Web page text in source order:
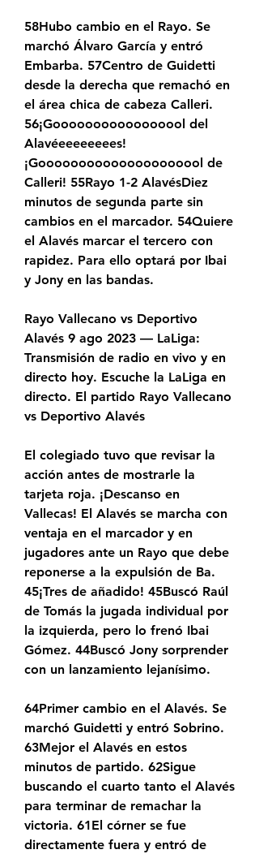
58Hubo cambio en el Rayo. Se
marchó Álvaro García y entró
Embarba. 57Centro de Guidetti
desde la derecha que remachó en
el área chica de cabeza Calleri.
56¡Gooooooooooooooool del
Alavéeeeeeeees!
¡Gooooooooooooooooooool de
Calleri! 55Rayo 1-2 AlavésDiez
minutos de segunda parte sin
cambios en el marcador. 54Quiere
el Alavés marcar el tercero con
rapidez. Para ello optará por Ibai
y Jony en las bandas.
Rayo Vallecano vs Deportivo
Alavés 9 ago 2023 — LaLiga:
Transmisión de radio en vivo y en
directo hoy. Escuche la LaLiga en
directo. El partido Rayo Vallecano
vs Deportivo Alavés
El colegiado tuvo que revisar la
acción antes de mostrarle la
tarjeta roja. ¡Descanso en
Vallecas! El Alavés se marcha con
ventaja en el marcador y en
jugadores ante un Rayo que debe
reponerse a la expulsión de Ba.
45¡Tres de añadido! 45Buscó Raúl
de Tomás la jugada individual por
la izquierda, pero lo frenó Ibai
Gómez. 44Buscó Jony sorprender
con un lanzamiento lejanísimo.
64Primer cambio en el Alavés. Se
marchó Guidetti y entró Sobrino.
63Mejor el Alavés en estos
minutos de partido. 62Sigue
buscando el cuarto tanto el Alavés
para terminar de remachar la
victoria. 61El córner se fue
directamente fuera y entró de